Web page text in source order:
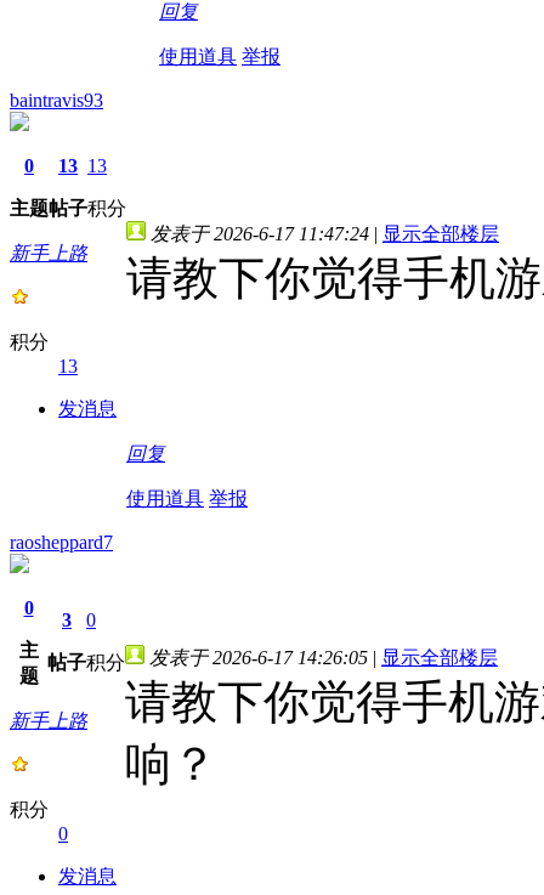
回复
使用道具 举报
baintravis93
0
主题
13
帖子
13
积分
新手上路
积分
13
发消息
发表于 2026-6-17 11:47:24 | 显示全部楼层
请教下你觉得手机
回复
使用道具 举报
raosheppard7
0
主
题
3
帖子
0
积分
新手上路
积分
0
发消息
发表于 2026-6-17 14:26:05 | 显示全部楼层
请教下你觉得手机
响？